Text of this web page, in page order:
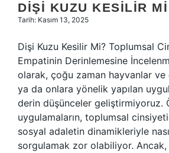
DIŞI KUZU KESILIR
Tarih: Kasım 13, 2025
Dişi Kuzu Kesilir Mi? Toplumsal
Empatinin Derinlemesine
olarak, çoğu zaman hayvanlar ve
ya da onlara yönelik yapılan
derin düşünceler geliştirmiyoruz.
uygulamaların, toplumsal
sosyal adaletin dinamikleriyle
sorgulamak zor olabiliyor.